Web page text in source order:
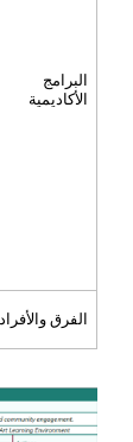
البرامج
الأكاديمية
الفرق والأفراد